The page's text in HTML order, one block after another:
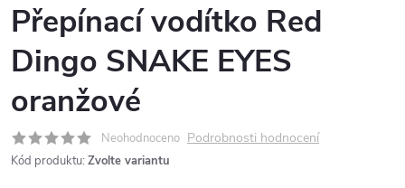
Přepínací vodítko Red
Dingo SNAKE EYES
oranžové
Neohodnoceno Podrobnosti hodnocení
Kód produktu: Zvolte variantu